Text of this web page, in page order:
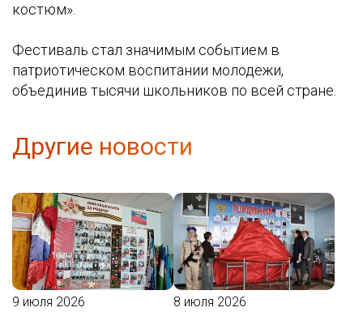
костюм».
Фестиваль стал значимым событием в
патриотическом воспитании молодежи,
объединив тысячи школьников по всей стране.
Другие новости
9 июля 2026 8 июля 2026